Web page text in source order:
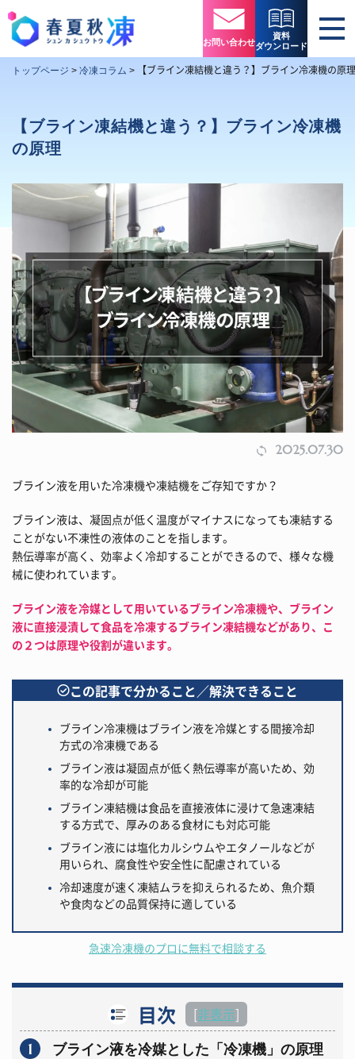
お問い合わせ
資料
ダウンロード
トップページ > 冷凍コラム > 【ブライン凍結機と違う？】ブライン冷凍機の原理
【ブライン凍結機と違う？】ブライン冷凍機
の原理
2025.07.30
ブライン液を用いた冷凍機や凍結機をご存知ですか？
ブライン液は、凝固点が低く温度がマイナスになっても凍結する
ことがない不凍性の液体のことを指します。
熱伝導率が高く、効率よく冷却することができるので、様々な機
械に使われています。
ブライン液を冷媒として用いているブライン冷凍機や、ブライン
液に直接浸漬して食品を冷凍するブライン凍結機などがあり、こ
の２つは原理や役割が違います。
この記事で分かること／解決できること
ブライン冷凍機はブライン液を冷媒とする間接冷却
方式の冷凍機である
ブライン液は凝固点が低く熱伝導率が高いため、効
率的な冷却が可能
ブライン凍結機は食品を直接液体に浸けて急速凍結
する方式で、厚みのある食材にも対応可能
ブライン液には塩化カルシウムやエタノールなどが
用いられ、腐食性や安全性に配慮されている
冷却速度が速く凍結ムラを抑えられるため、魚介類
や食肉などの品質保持に適している
急速冷凍機のプロに無料で相談する
目次 [非表示]
1 ブライン液を冷媒とした「冷凍機」の原理